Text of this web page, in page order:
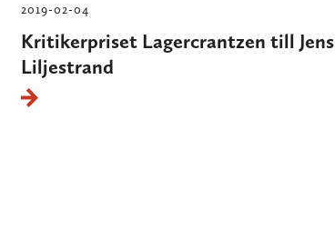
2019-02-04
Kritikerpriset Lagercrantzen till Jens
Liljestrand